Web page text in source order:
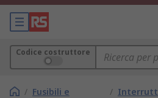
Codice costruttore
/ Fusibili e
/